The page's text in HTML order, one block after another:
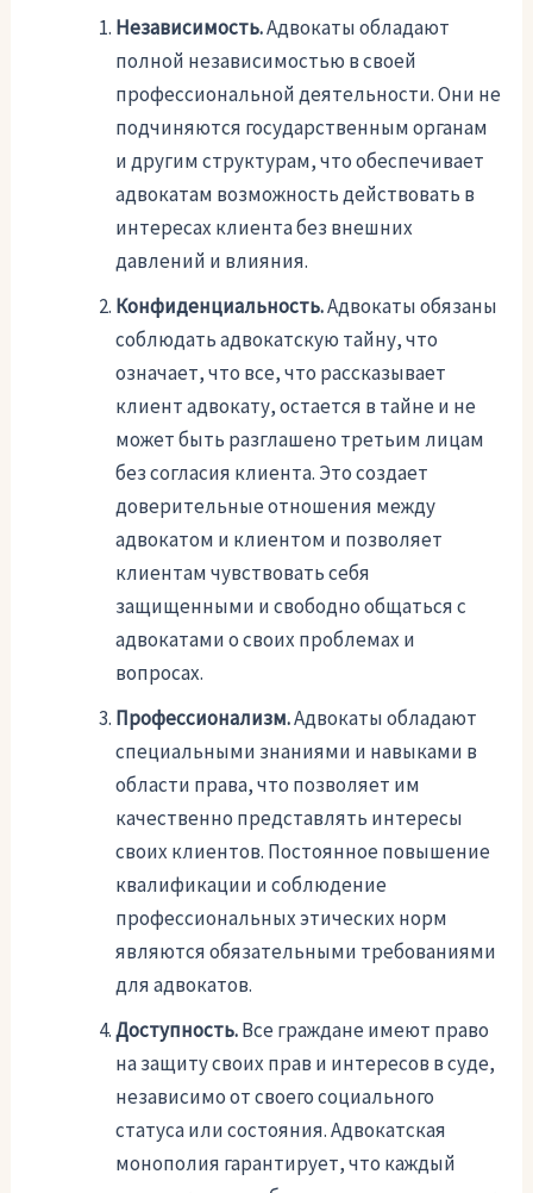
Независимость.Адвокаты обладают
полной независимостью в своей
профессиональной деятельности. Они не
подчиняются государственным органам
и другим структурам, что обеспечивает
адвокатам возможность действовать в
интересах клиента без внешних
давлений и влияния.
Конфиденциальность.Адвокаты обязаны
соблюдать адвокатскую тайну, что
означает, что все, что рассказывает
клиент адвокату, остается в тайне и не
может быть разглашено третьим лицам
без согласия клиента. Это создает
доверительные отношения между
адвокатом и клиентом и позволяет
клиентам чувствовать себя
защищенными и свободно общаться с
адвокатами о своих проблемах и
вопросах.
Профессионализм.Адвокаты обладают
специальными знаниями и навыками в
области права, что позволяет им
качественно представлять интересы
своих клиентов. Постоянное повышение
квалификации и соблюдение
профессиональных этических норм
являются обязательными требованиями
для адвокатов.
Доступность.Все граждане имеют право
на защиту своих прав и интересов в суде,
независимо от своего социального
статуса или состояния. Адвокатская
монополия гарантирует, что каждый